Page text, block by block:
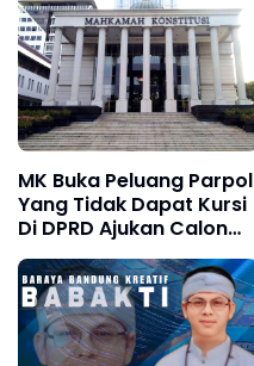
MK Buka Peluang Parpol
Yang Tidak Dapat Kursi
Di DPRD Ajukan Calon
Kepala Daerah